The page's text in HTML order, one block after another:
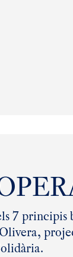
7 principis